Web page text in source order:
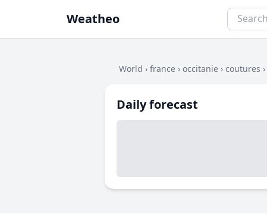
Weatheo
World › france › occitanie › coutures ›
Daily forecast